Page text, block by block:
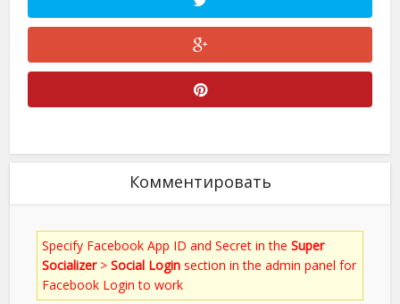
Комментировать
Specify Facebook App ID and Secret in theSuper
Socializer>Social Login section in the admin panel for
Facebook Login to work